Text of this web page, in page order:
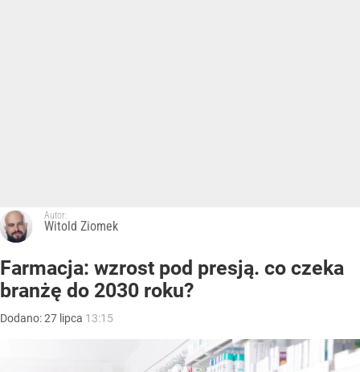
Autor:
Witold Ziomek
Farmacja: wzrost pod presją. co czeka
branżę do 2030 roku?
Dodano:27 lipca 13:15